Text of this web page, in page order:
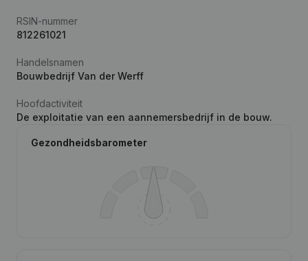
RSIN-nummer
812261021
Handelsnamen
Bouwbedrijf Van der Werff
Hoofdactiviteit
De exploitatie van een aannemersbedrijf in de bouw.
Gezondheidsbarometer